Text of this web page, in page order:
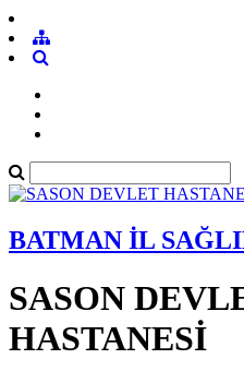
BATMAN İL
SASON
HASTANESİ